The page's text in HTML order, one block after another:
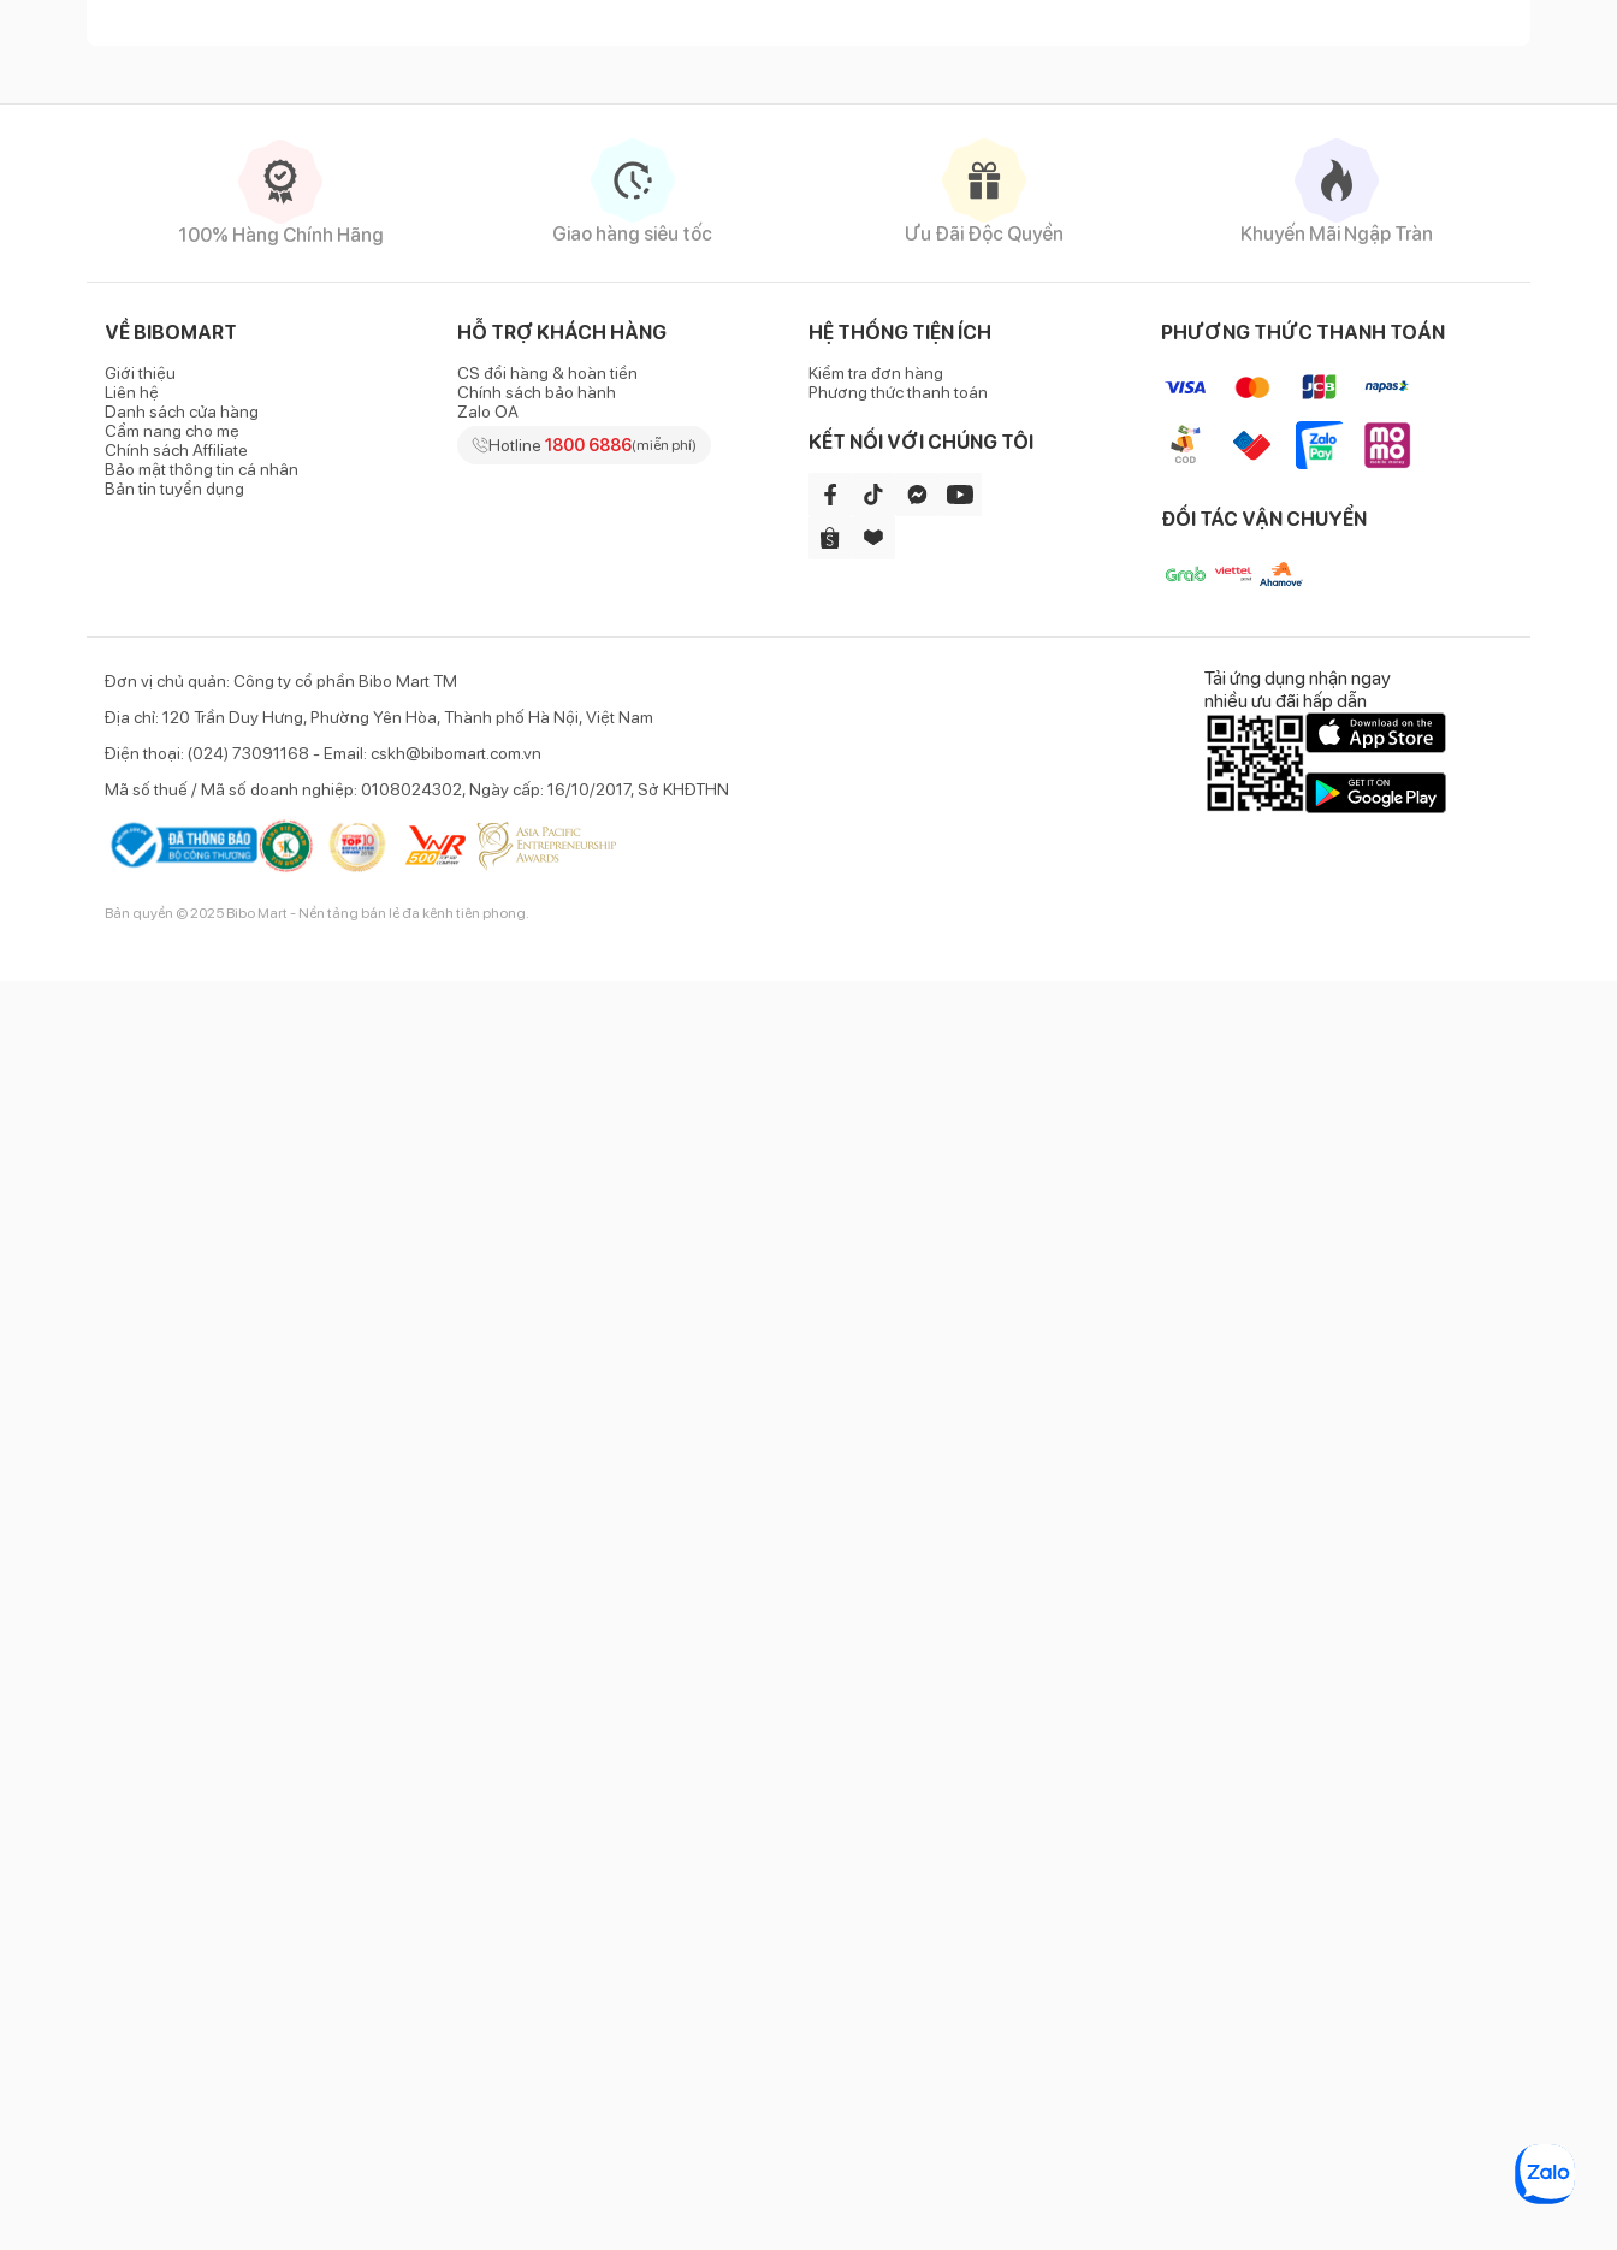
100% Hàng Chính Hãng Giao hàng siêu tốc Ưu Đãi Độc Quyền Khuyến Mãi Ngập Tràn
VỀ BIBOMART
Giới thiệu
Liên hệ
Danh sách cửa hàng
Cẩm nang cho mẹ
Chính sách Affiliate
Bảo mật thông tin cá nhân
Bản tin tuyển dụng
HỖ TRỢ KHÁCH HÀNG
CS đổi hàng & hoàn tiền
Chính sách bảo hành
Zalo OA
Hotline 1800 6886(miễn phí)
HỆ THỐNG TIỆN ÍCH
Kiểm tra đơn hàng
Phương thức thanh toán
KẾT NỐI VỚI CHÚNG TÔI
PHƯƠNG THỨC THANH TOÁN
ĐỐI TÁC VẬN CHUYỂN
Đơn vị chủ quản: Công ty cổ phần Bibo Mart TM
Địa chỉ: 120 Trần Duy Hưng, Phường Yên Hòa, Thành phố Hà Nội, Việt Nam
Điện thoại: (024) 73091168 - Email: cskh@bibomart.com.vn
Mã số thuế / Mã số doanh nghiệp: 0108024302, Ngày cấp: 16/10/2017, Sở KHĐTHN
Bản quyền © 2025 Bibo Mart - Nền tảng bán lẻ đa kênh tiên phong.
Tải ứng dụng nhận ngay
nhiều ưu đãi hấp dẫn